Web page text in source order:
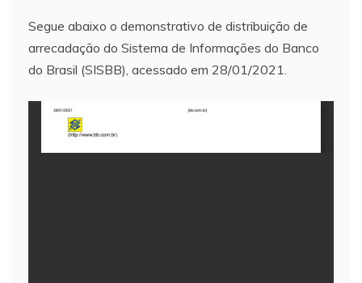
Segue abaixo o demonstrativo de distribuição de
arrecadação do Sistema de Informações do Banco
do Brasil (SISBB), acessado em 28/01/2021.